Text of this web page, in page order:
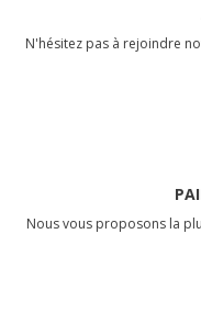
N'hésitez pas à rejoindre
Nous vous proposons la